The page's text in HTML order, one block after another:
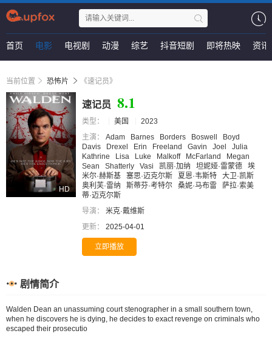
首页 电影 电视剧 动漫 综艺 抖音短剧 即将热映 资讯
当前位置 恐怖片 《速记员》
HD
速记员 8.1
类型： 美国
2023
主演：
Adam Barnes Borders Boswell
Boyd
Davis
Drexel Erin Freeland Gavin Joel
Julia
Kathrine
Lisa Luke Malkoff McFarland
Megan
Sean
Shatterly Vasi 凯丽·加纳 坦妮娅·雷蒙德
埃
米尔·赫斯基
塞思·迈克尔斯 夏恩·韦斯特
大卫·凯斯
奥利芙·雷纳
斯蒂芬·考特尔 桑妮·马布雷
萨拉·索美
蒂·迈克尔斯
导演：
米克·戴维斯
更新：
2025-04-01
立即播放
剧情简介
Walden Dean an unassuming court stenographer in a small southern town,
when he discovers he is dying, he decides to exact revenge on criminals who
escaped their prosecutio